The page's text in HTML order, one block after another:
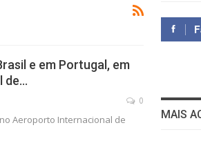
e em Portugal, em
de…
0
Aeroporto Internacional de
MAIS